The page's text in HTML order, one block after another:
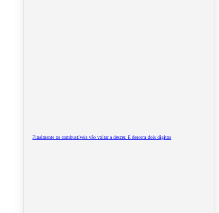
Finalmente os combustíveis vão voltar a descer. E descem dois dígitos